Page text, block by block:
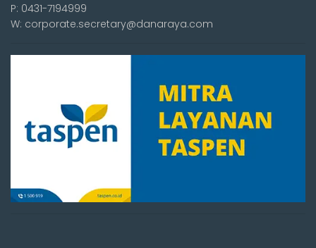
P: 0431-7194999
W: corporate.secretary@danaraya.com